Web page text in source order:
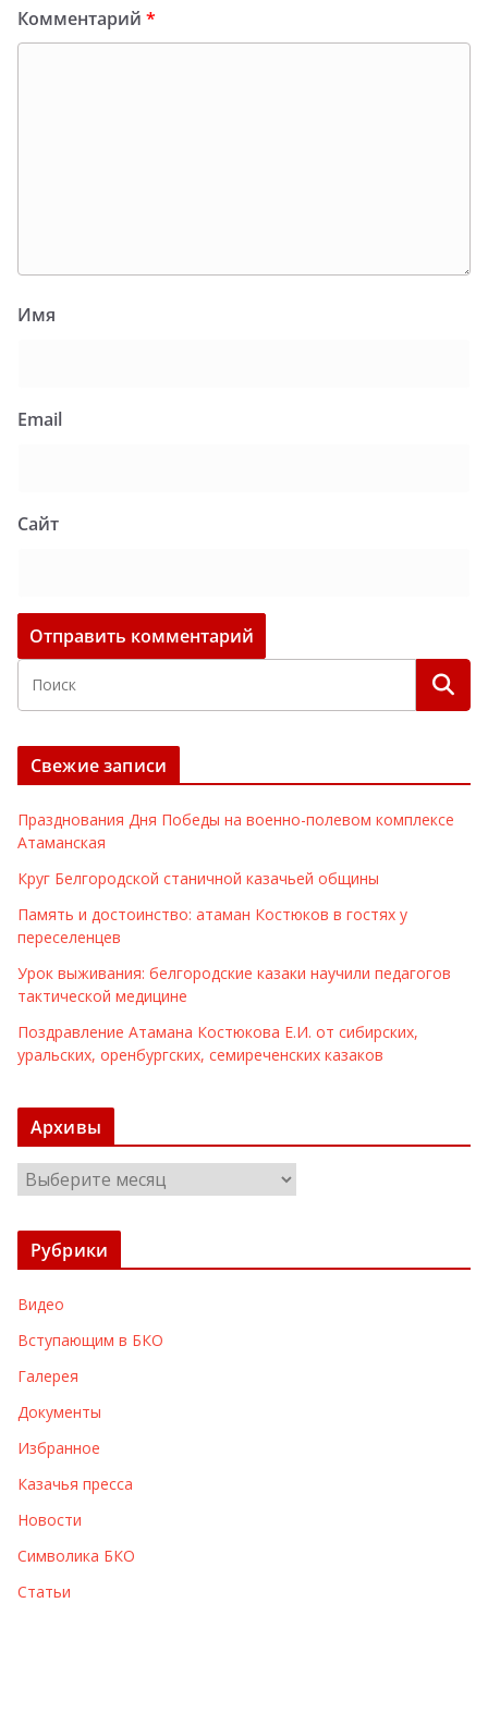
Комментарий *
Имя
Email
Сайт
Свежие записи
Празднования Дня Победы на военно-полевом комплексе
Атаманская
Круг Белгородской станичной казачьей общины
Память и достоинство: атаман Костюков в гостях у
переселенцев
Урок выживания: белгородские казаки научили педагогов
тактической медицине
Поздравление Атамана Костюкова Е.И. от сибирских,
уральских, оренбургских, семиреченских казаков
Архивы
х
ы
Рубрики
Видео
Вступающим в БКО
Галерея
Документы
Избранное
Казачья пресса
Новости
Символика БКО
Статьи